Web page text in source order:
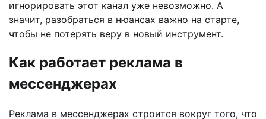
игнорировать этот канал уже невозможно. А
значит, разобраться в нюансах важно на старте,
чтобы не потерять веру в новый инструмент.
Как работает реклама в
мессенджерах
Реклама в мессенджерах строится вокруг того, что